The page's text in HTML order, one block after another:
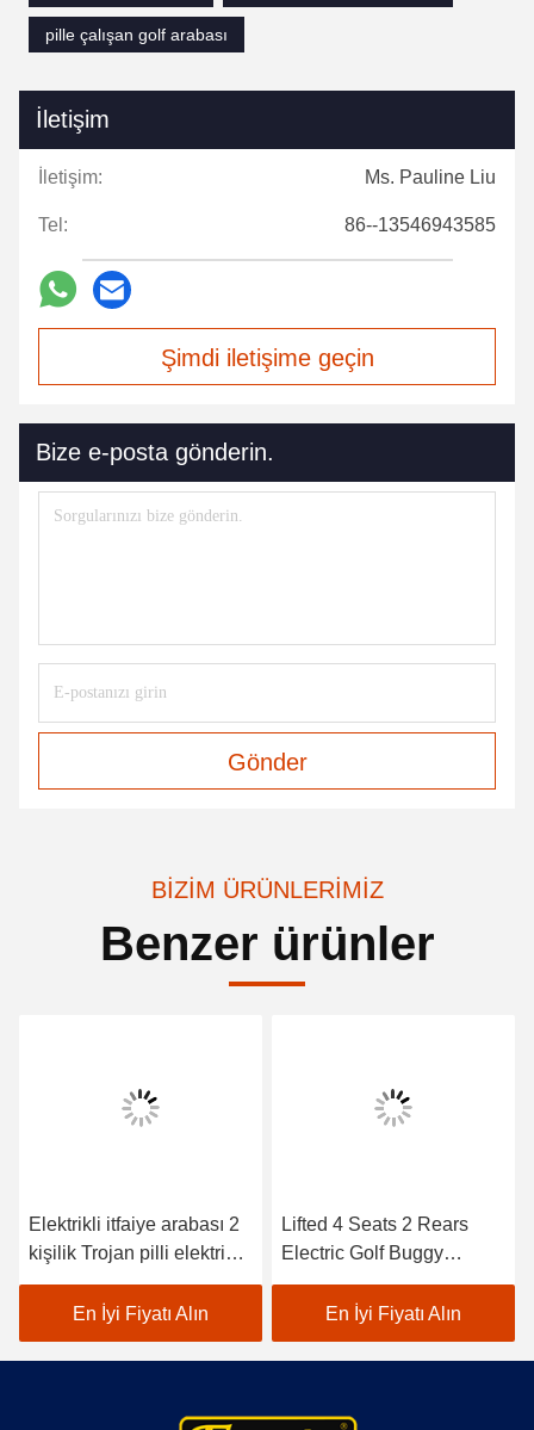
pille çalışan golf arabası
İletişim
İletişim: Ms. Pauline Liu
Tel: 86--13546943585
Şimdi iletişime geçin
Bize e-posta gönderin.
Gönder
BIZIM ÜRÜNLERIMIZ
Benzer ürünler
Elektrikli itfaiye arabası 2
kişilik Trojan pilli elektrikli
golf arabaları ile CE onaylı
En İyi Fiyatı Alın
Lifted 4 Seats 2 Rears
Electric Golf Buggy
Lithium Battery
Accessories
Customizable
En İyi Fiyatı Alın